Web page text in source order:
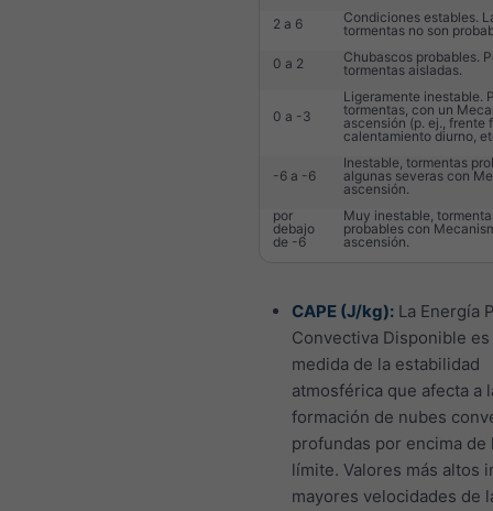
2 a 6
Condiciones estables.
tormentas no son
0 a 2
Chubascos probables.
tormentas aisladas.
0 a -3
Ligeramente inestable.
tormentas, con un
ascensión (p. ej., frente
calentamiento diurno,
-6 a -6
Inestable, tormentas
algunas severas con
ascensión.
por
debajo
de -6
Muy inestable,
probables con
ascensión.
CAPE (J/kg): La Energía
Convectiva Disponible es
medida de la estabilidad
atmosférica que afecta a
formación de nubes
profundas por encima de
límite. Valores más altos
mayores velocidades de